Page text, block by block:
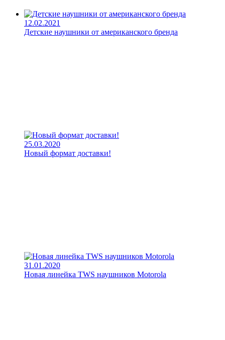
12.02.2021
Детские наушники от американского бренда
25.03.2020
Новый формат доставки!
31.01.2020
Новая линейка TWS наушников Motorola